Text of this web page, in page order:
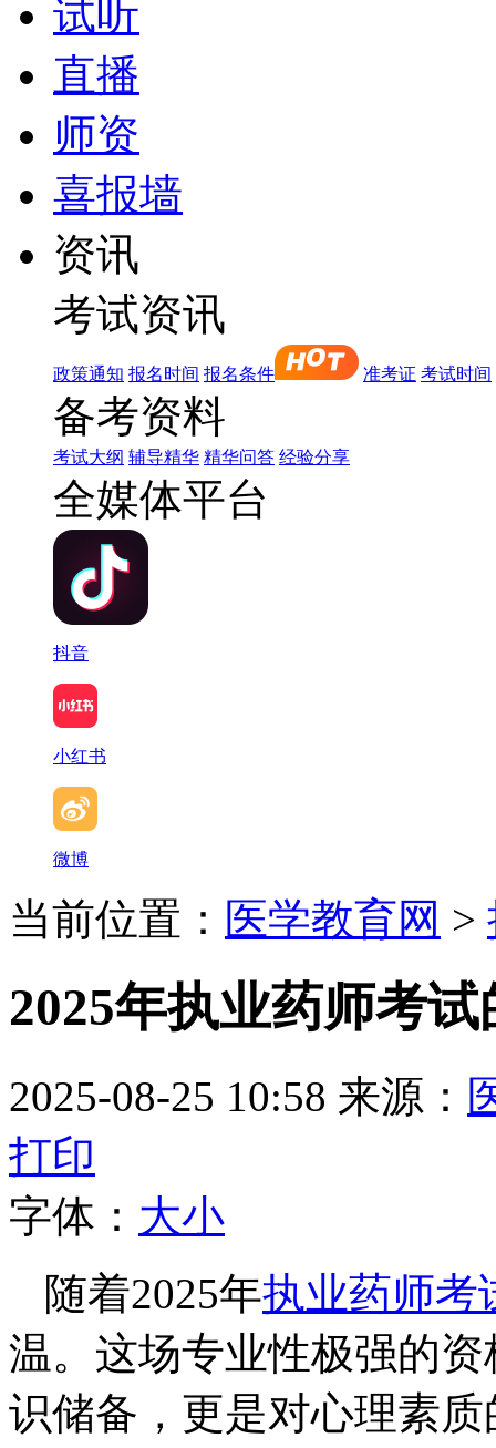
试听
直播
师资
喜报墙
资讯
考试资讯
政策通知 报名时间 报名条件 准考证 考试时间
备考资料
考试大纲 辅导精华 精华问答 经验分享
全媒体平台
抖音
小红书
微博
当前位置： 医学教育网 >
2025年执业药师考
2025-08-25 10:58 来源：
打印
字体： 大小
随着2025年执业药师考
温。这场专业性极强的
识储备，更是对心理素